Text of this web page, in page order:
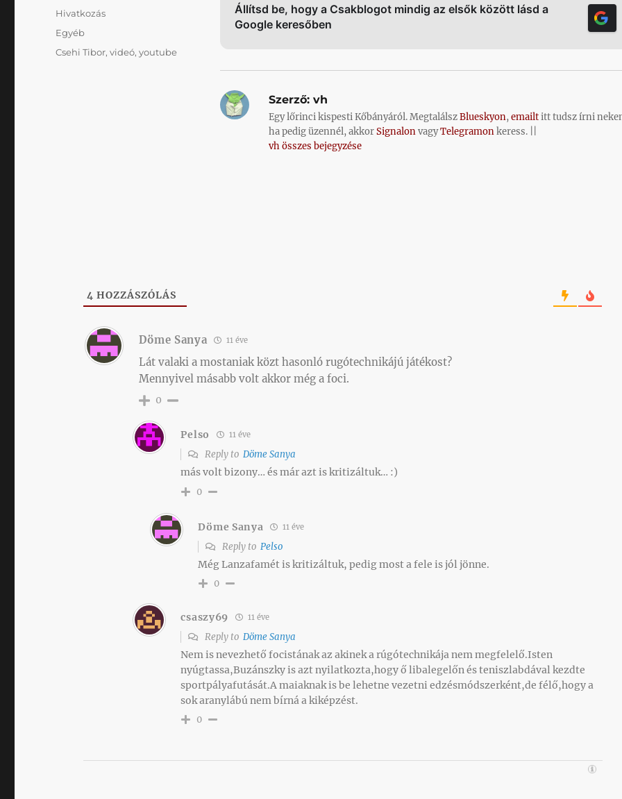
Állítsd be, hogy a Csakblogot mindig az elsők között lásd a
Google keresőben
Szerző:vh
Egy lőrinci kispesti Kőbányáról. MegtalálszBlueskyon,emailtitt tudsz írni
ha pedig üzennél, akkorSignalonvagyTelegramonkeress. ||
vh összes bejegyzése
Forma
Hivatkozás
Kategória
Egyéb
Címke
Csehi Tibor,videó,youtube
4 HOZZÁSZÓLÁS
Döme Sanya 11 éve
Lát valaki a mostaniak közt hasonló rugótechnikájú játékost?
Mennyivel másabb volt akkor még a foci.
0
Pelso 11 éve
Reply toDöme Sanya
más volt bizony… és már azt is kritizáltuk… :)
0
Döme Sanya 11 éve
Reply toPelso
Még Lanzafamét is kritizáltuk, pedig most a fele is jól jönne.
0
csaszy69 11 éve
Reply toDöme Sanya
Nem is nevezhető focistának az akinek a rúgótechnikája nem megfelelő.Isten
nyúgtassa,Buzánszky is azt nyilatkozta,hogy ő libalegelőn és teniszlabdával kezdte
sportpályafutását.A maiaknak is be lehetne vezetni edzésmódszerként,de félő,hogy a
sok aranylábú nem bírná a kiképzést.
0